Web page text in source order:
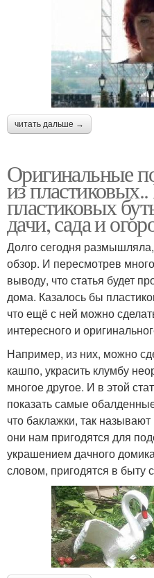
читать дальше →
Оригинальные
из
пластиковых
дачи, сада и
Долго сегодня
обзор. И пересмотрев
выводу, что статья будет
дома. Казалось бы
что ещё с ней можно
интересного и
Например, из них, можно
кашпо, украсить клумбу
многое другое. И в этой
показать самые
что баклажки, так
они нам пригодятся для
украшением дачного
словом, пригодятся в быту